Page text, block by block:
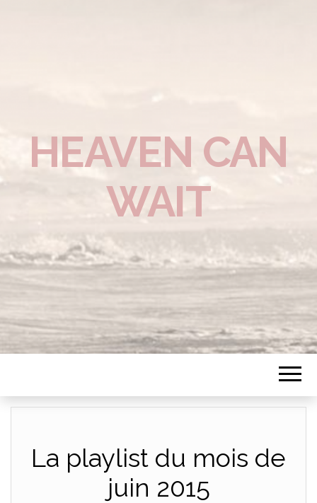
HEAVEN CAN
WAIT
La playlist du mois de
juin 2015